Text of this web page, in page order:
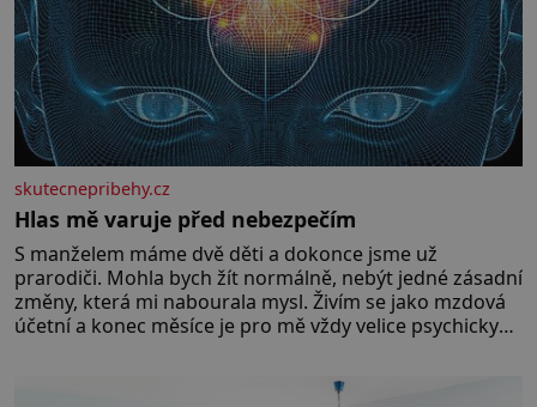
skutecnepribehy.cz
Hlas mě varuje před nebezpečím
S manželem máme dvě děti a dokonce jsme už
prarodiči. Mohla bych žít normálně, nebýt jedné zásadní
změny, která mi nabourala mysl. Živím se jako mzdová
účetní a konec měsíce je pro mě vždy velice psychicky